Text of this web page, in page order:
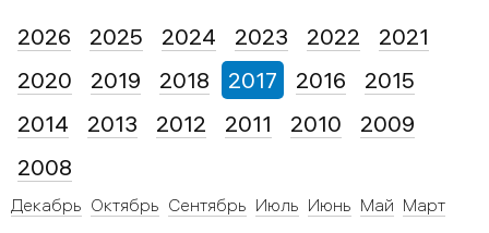
2026 2025 2024 2023 2022
2021
2020
2019 2018 2017
Декабрь Октябрь Сентябрь Июль Июнь Май Март
2016
2015
2014
2013 2012 2011 2010
2009
2008